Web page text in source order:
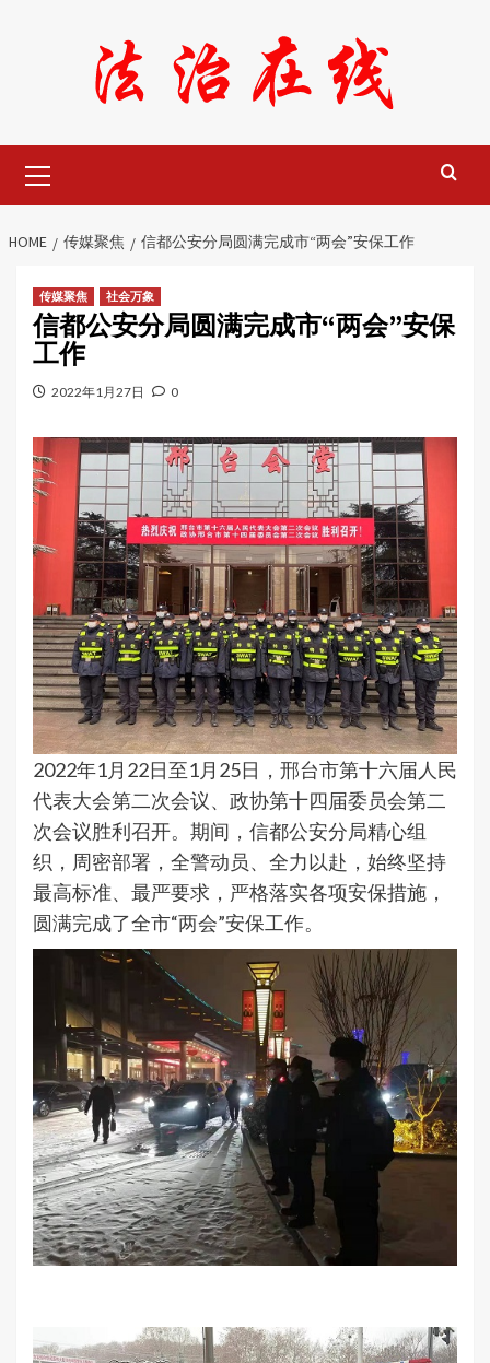
Menu
HOME 传媒聚焦 信都公安分局圆满完成市“两会”安保工作
传媒聚焦 社会万象
信都公安分局圆满完成市“两会”安保
工作
2022年1月27日 0
2022年1月22日至1月25日，邢台市第十六届人民
代表大会第二次会议、政协第十四届委员会第二
次会议胜利召开。期间，信都公安分局精心组
织，周密部署，全警动员、全力以赴，始终坚持
最高标准、最严要求，严格落实各项安保措施，
圆满完成了全市“两会”安保工作。